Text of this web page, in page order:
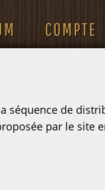
COMPTE
séquence de
par le site